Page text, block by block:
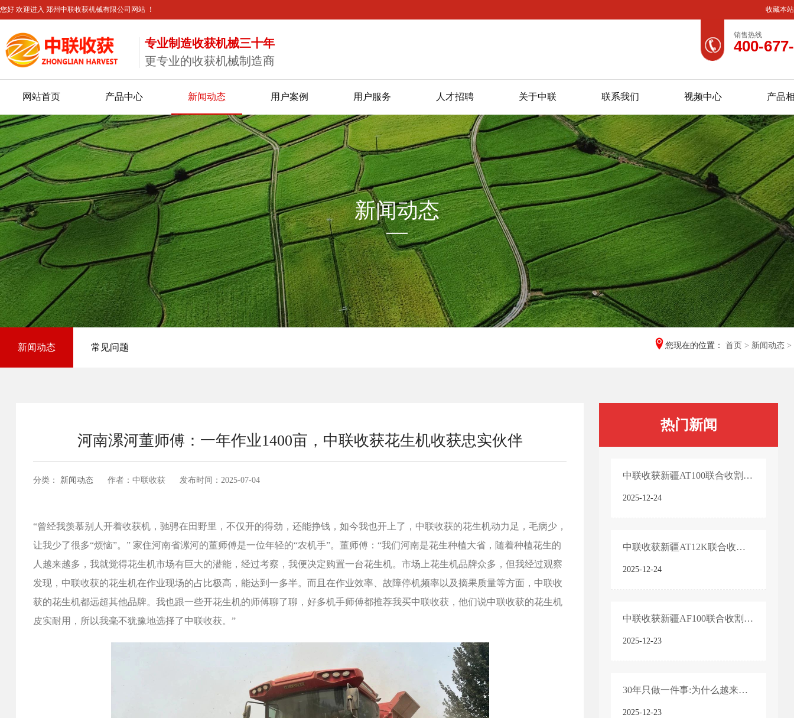
您好 欢迎进入 郑州中联收获机械有限公司网站 ！ 收藏本
专业制造收获机械三十年
更专业的收获机械制造商
销售热线
400-
网站首页 产品中心 新闻动态 用户案例 用户服务 人才招聘 关于中联 联系我们 视频中心 产品
新闻动态
新闻动态 常见问题 您现在的位置： 首页 > 新闻动态 >
河南漯河董师傅：一年作业1400亩，中联收获花生机收获忠实伙伴
分类： 新闻动态 作者：中联收获 发布时间： 2025-07-04
“曾经我羡慕别人开着收获机，驰骋在田野里，不仅开的得劲，还能挣钱，如今我也开上了，中联收获的花生机动力足，毛病少，
让我少了很多“烦恼”。” 家住河南省漯河的董师傅是一位年轻的“农机手”。董师傅：“我们河南是花生种植大省，随着种植花生的
人越来越多，我就觉得花生机市场有巨大的潜能，经过考察，我便决定购置一台花生机。市场上花生机品牌众多，但我经过观察
发现，中联收获的花生机在作业现场的占比极高，能达到一多半。而且在作业效率、故障停机频率以及摘果质量等方面，中联收
获的花生机都远超其他品牌。我也跟一些开花生机的师傅聊了聊，好多机手师傅都推荐我买中联收获，他们说中联收获的花生机
皮实耐用，所以我毫不犹豫地选择了中联收获。”
热门新闻
中联收获新疆AT100联合收割机产品技术亮点
2025-12-24
中联收获新疆AT12K联合收割机产品技术亮点
2025-12-24
中联收获新疆AF100联合收割机产品技术亮点
2025-12-23
30年只做一件事:为什么越来越多农机手认准「中联收获」?
2025-12-23